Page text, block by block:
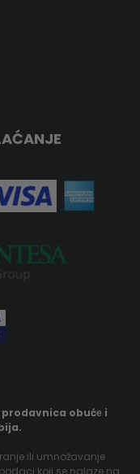
obućе i
ili umnožavanje
koji se nalaze na